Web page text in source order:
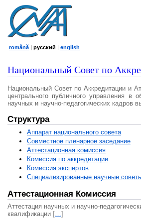
română | русский | english
Национальный Совет по
Национальный Совет по Аккредитации и
центрального публичного управления в
научных и научно-педагогических кадров
Структура
Аппарат национального совета
Совместное пленарное заседание
Аттестационная комисcия
Комиссия по аккредитации
Комиссия экспертов
Специализированные научные
Аттестационная Комиссия
Аттестация научных и научно-
квалификации […]